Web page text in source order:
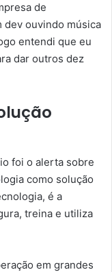
de
dev ouvindo música
entendi que eu
dar outros dez
foi o alerta sobre
como solução
é a
treina e utiliza
em grandes